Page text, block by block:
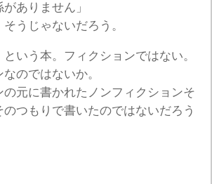
ありません」
うじゃないだろう。
いう本。フィクションではない。
のではないか。
の元に書かれたノンフィクションそ
つもりで書いたのではないだろう